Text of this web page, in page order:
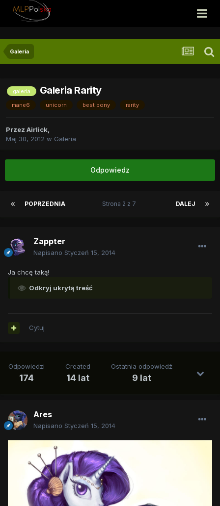
Galeria
galeria Galeria Rarity
mane6 unicorn best pony rarity
Przez Airlick,
Maj 30, 2012 w Galeria
Odpowiedz
POPRZEDNIA DALEJ
Strona 2 z 7
Zappter
Napisano Styczeń 15, 2014
Ja chcę taką!
Odkryj ukrytą treść
Cytuj
Odpowiedzi
174
Created
14 lat
Ostatnia odpowiedź
9 lat
Ares
Napisano Styczeń 15, 2014